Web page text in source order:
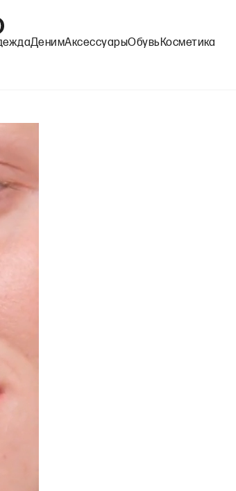
ДенимАксессуарыОбувь Косметика